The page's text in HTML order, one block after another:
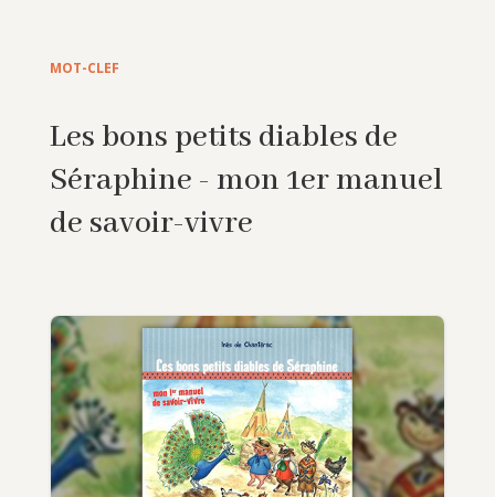
MOT-CLEF
Les bons petits diables de
Séraphine - mon 1er manuel
de savoir-vivre